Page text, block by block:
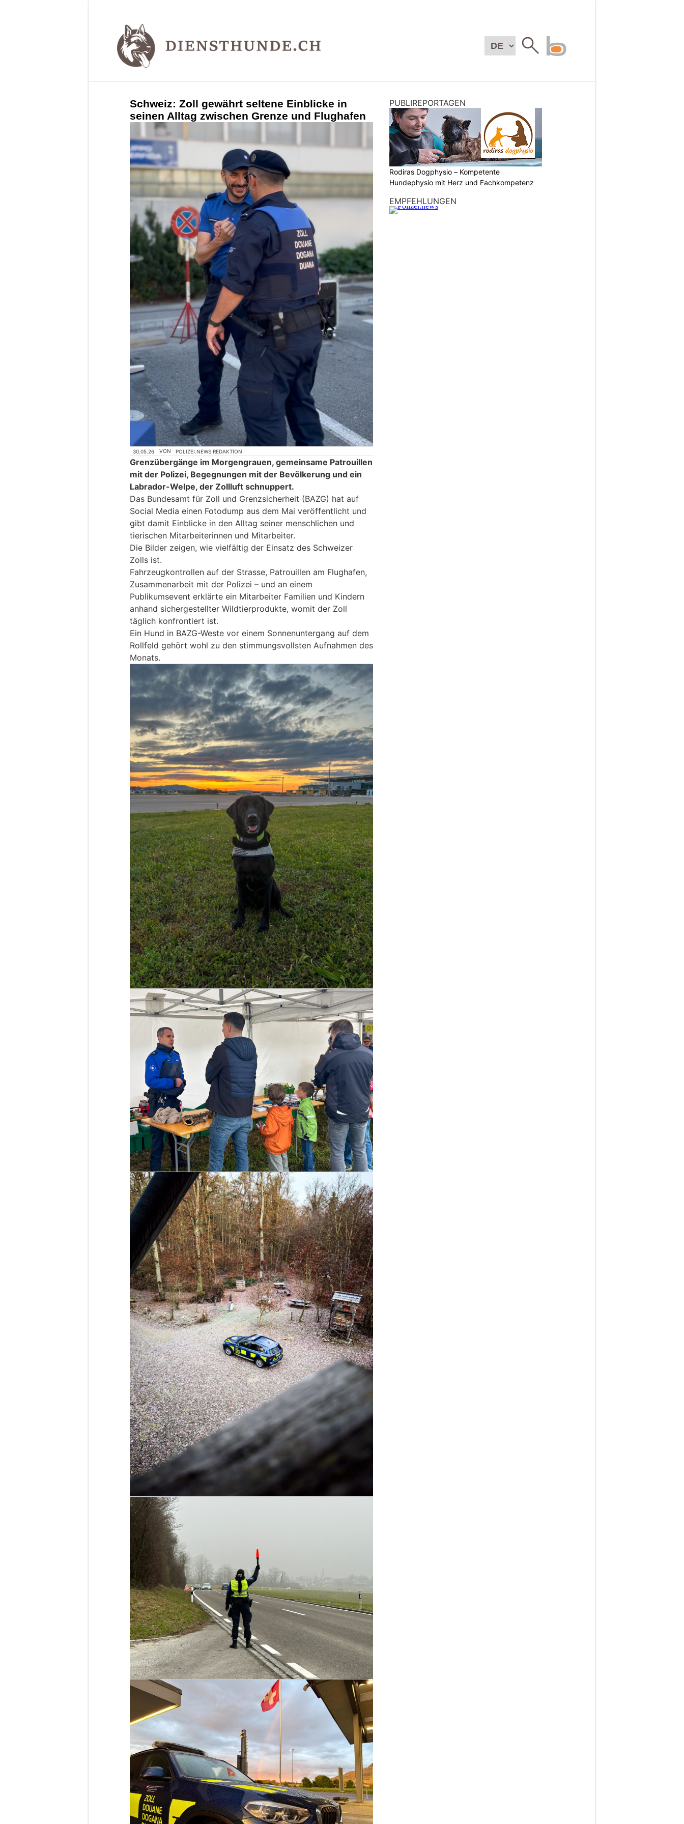
Schweiz: Zoll gewährt seltene Einblicke in
seinen Alltag zwischen Grenze und Flughafen
30.05.26 VON POLIZEI.NEWS REDAKTION
Grenzübergänge im Morgengrauen, gemeinsame Patrouillen
mit der Polizei, Begegnungen mit der Bevölkerung und ein
Labrador-Welpe, der Zollluft schnuppert.
Das Bundesamt für Zoll und Grenzsicherheit (BAZG) hat auf
Social Media einen Fotodump aus dem Mai veröffentlicht und
gibt damit Einblicke in den Alltag seiner menschlichen und
tierischen Mitarbeiterinnen und Mitarbeiter.
Die Bilder zeigen, wie vielfältig der Einsatz des Schweizer
Zolls ist.
Fahrzeugkontrollen auf der Strasse, Patrouillen am Flughafen,
Zusammenarbeit mit der Polizei – und an einem
Publikumsevent erklärte ein Mitarbeiter Familien und Kindern
anhand sichergestellter Wildtierprodukte, womit der Zoll
täglich konfrontiert ist.
Ein Hund in BAZG-Weste vor einem Sonnenuntergang auf dem
Rollfeld gehört wohl zu den stimmungsvollsten Aufnahmen des
Monats.
PUBLIREPORTAGEN
Rodiras Dogphysio – Kompetente
Hundephysio mit Herz und Fachkompetenz
EMPFEHLUNGEN